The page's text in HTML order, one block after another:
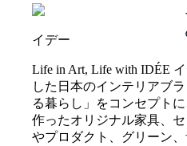
イデー
Life in Art, Life with IDÉE
した日本のインテリアブ
る暮らし」をコンセプト
作ったオリジナル家具、
やプロダクト、グリーン